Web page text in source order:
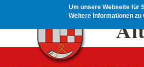
Um unsere Webseite für
Weitere Informationen